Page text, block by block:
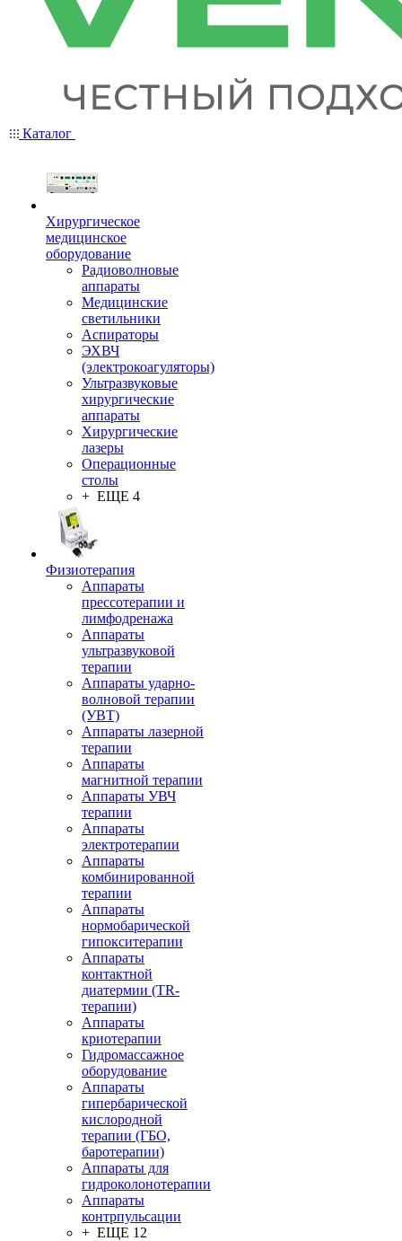
Каталог
Хирургическое
медицинское
оборудование
Радиоволновые
аппараты
Медицинские
светильники
Аспираторы
ЭХВЧ
(электрокоагуляторы)
Ультразвуковые
хирургические
аппараты
Хирургические
лазеры
Операционные
столы
+ ЕЩЕ 4
Физиотерапия
Аппараты
прессотерапии и
лимфодренажа
Аппараты
ультразвуковой
терапии
Аппараты ударно-
волновой терапии
(УВТ)
Аппараты лазерной
терапии
Аппараты
магнитной терапии
Аппараты УВЧ
терапии
Аппараты
электротерапии
Аппараты
комбинированной
терапии
Аппараты
нормобарической
гипокситерапии
Аппараты
контактной
диатермии (TR-
терапии)
Аппараты
криотерапии
Гидромассажное
оборудование
Аппараты
гипербарической
кислородной
терапии (ГБО,
баротерапии)
Аппараты для
гидроколонотерапии
Аппараты
контрпульсации
+ ЕЩЕ 12